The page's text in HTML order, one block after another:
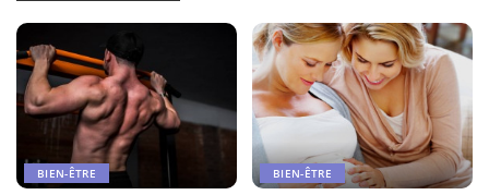
BIEN-ÊTRE BIEN-ÊTRE